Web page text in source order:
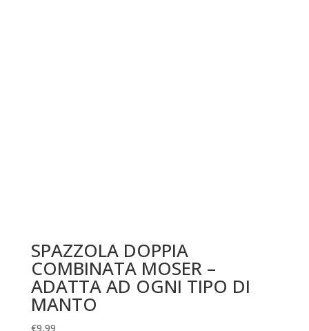
SPAZZOLA DOPPIA
COMBINATA MOSER –
ADATTA AD OGNI TIPO DI
MANTO
€9,99